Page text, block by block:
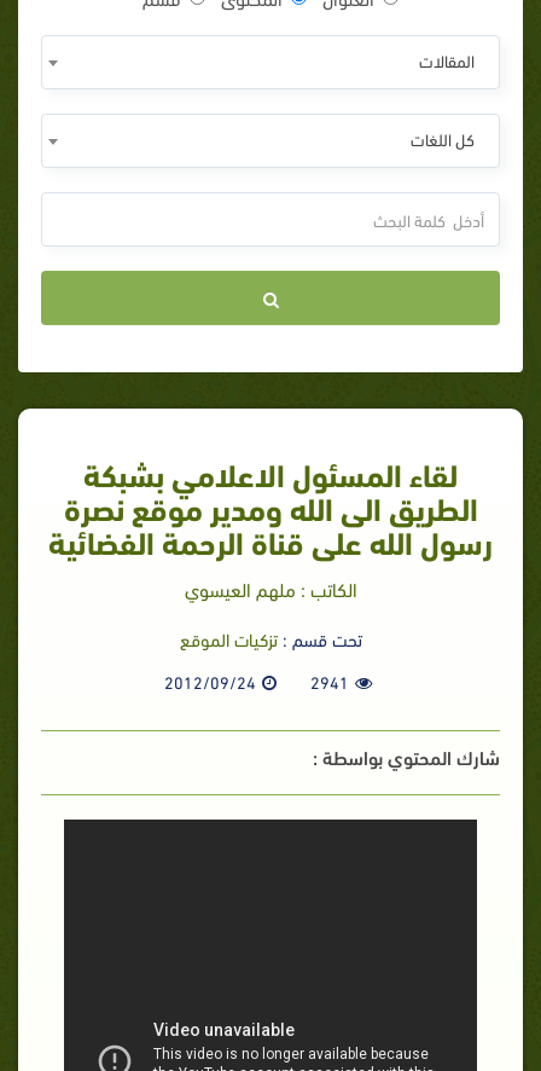
المقالات
كل اللغات
لقاء المسئول الاعلامي بشبكة
الطريق الى الله ومدير موقع نصرة
رسول الله على قناة الرحمة الفضائية
الكاتب : ملهم العيسوي
تحت قسم :تزكيات الموقع
2941
2012/09/24
شارك المحتوي بواسطة :